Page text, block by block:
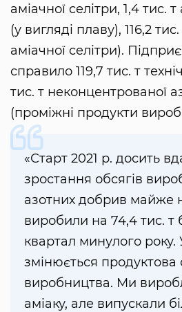
аміачної селітри, 1,4 тис.
(у вигляді плаву), 116,2 тис.
аміачної селітри).
справило 119,7 тис. т
тис. т неконцентрованої
(проміжні продукти
«Старт 2021 р. досить
зростання обсягів
азотних добрив майже
виробили на 74,4 тис. т
квартал минулого року.
змінюється продуктова
виробництва. Ми
аміаку, але випускали